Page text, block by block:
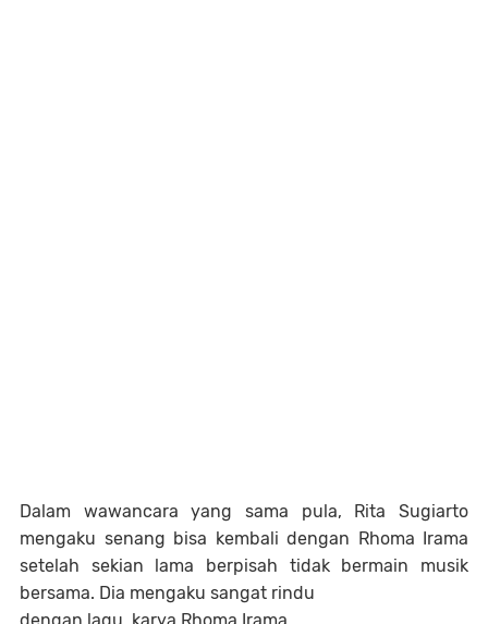
Dalam wawancara yang sama pula, Rita Sugiarto
mengaku senang bisa kembali dengan Rhoma Irama
setelah sekian lama berpisah tidak bermain musik
bersama. Dia mengaku sangat rindu